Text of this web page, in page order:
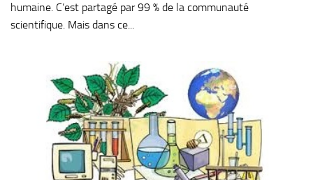
humaine. C’est partagé par 99 % de la communauté
scientifique. Mais dans ce...